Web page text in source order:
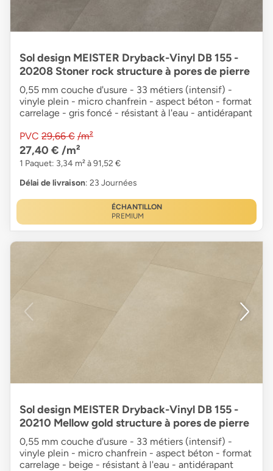
Sol design MEISTER Dryback-Vinyl DB 155 -
20208 Stoner rock structure à pores de pierre
0,55 mm couche d'usure - 33 métiers (intensif) -
vinyle plein - micro chanfrein - aspect béton - format
carrelage - gris foncé - résistant à l'eau - antidérapant
PVC 29,66 € /m²
27,40 € /m²
1 Paquet: 3,34 m² à 91,52 €
Délai de livraison: 23 Journées
ÉCHANTILLON
PREMIUM
Sol design MEISTER Dryback-Vinyl DB 155 -
20210 Mellow gold structure à pores de pierre
0,55 mm couche d'usure - 33 métiers (intensif) -
vinyle plein - micro chanfrein - aspect béton - format
carrelage - beige - résistant à l'eau - antidérapant